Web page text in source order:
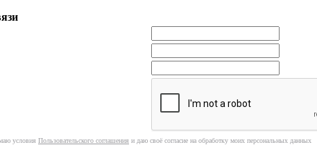
условия Пользовательского соглашения и даю своё согласие на обработку моих персональных данных